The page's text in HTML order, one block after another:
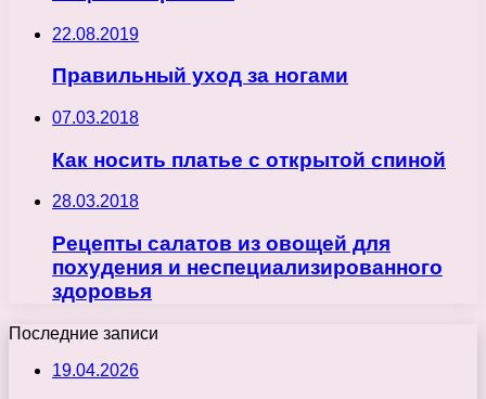
22.08.2019
Правильный уход за ногами
07.03.2018
Как носить платье с открытой спиной
28.03.2018
Рецепты салатов из овощей для
похудения и неспециализированного
здоровья
Последние записи
19.04.2026